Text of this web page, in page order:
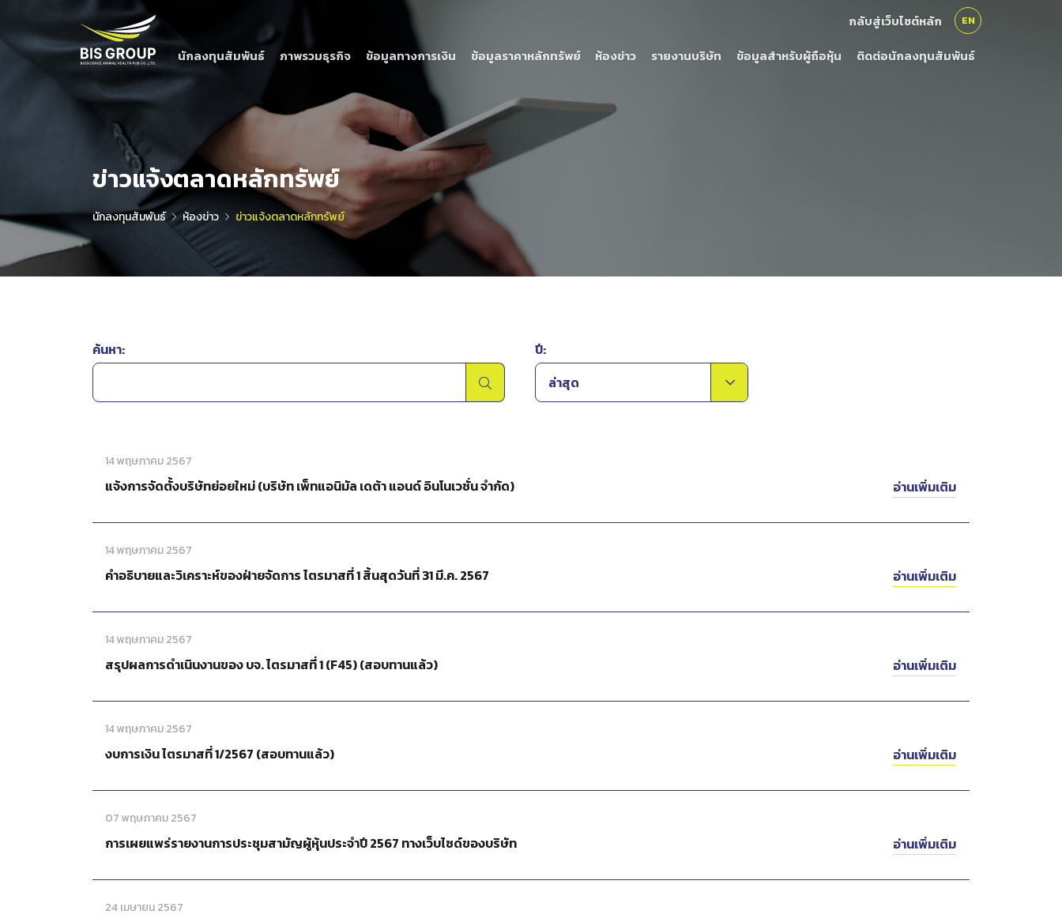
กลับสู่เว็บไซต์หลัก EN
นักลงทุนสัมพันธ์ ภาพรวมธุรกิจ ข้อมูลทางการเงิน ข้อมูลราคาหลักทรัพย์ ห้องข่าว รายงานบริษัท ข้อมูลสำหรับผู้ถือหุ้น ติดต่อนักลงทุนสัมพันธ์
ข่าวแจ้งตลาดหลักทรัพย์
นักลงทุนสัมพันธ์ ห้องข่าว ข่าวแจ้งตลาดหลักทรัพย์
ค้นหา:
ปี:
ล่าสุด
14 พฤษภาคม 2567
แจ้งการจัดตั้งบริษัทย่อยใหม่ (บริษัท เพ็ทแอนิมัล เดต้า แอนด์ อินโนเวชั่น จำกัด) อ่านเพิ่มเติม
14 พฤษภาคม 2567
คำอธิบายและวิเคราะห์ของฝ่ายจัดการ ไตรมาสที่ 1 สิ้นสุดวันที่ 31 มี.ค. 2567 อ่านเพิ่มเติม
14 พฤษภาคม 2567
สรุปผลการดำเนินงานของ บจ. ไตรมาสที่ 1 (F45) (สอบทานแล้ว) อ่านเพิ่มเติม
14 พฤษภาคม 2567
งบการเงิน ไตรมาสที่ 1/2567 (สอบทานแล้ว) อ่านเพิ่มเติม
07 พฤษภาคม 2567
การเผยแพร่รายงานการประชุมสามัญผู้หุ้นประจำปี 2567 ทางเว็บไซด์ของบริษัท อ่านเพิ่มเติม
24 เมษายน 2567